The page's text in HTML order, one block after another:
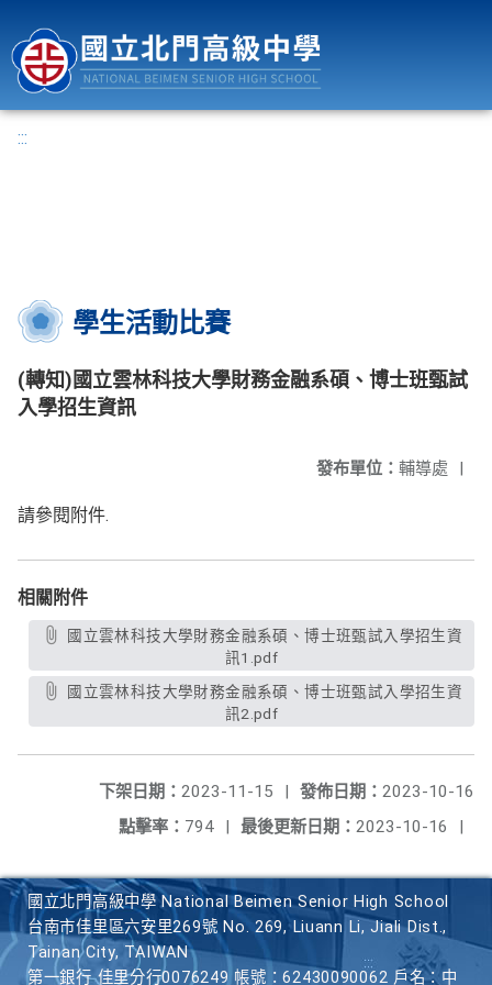
:::
學生活動比賽
(轉知)國立雲林科技大學財務金融系碩、博士班甄試
入學招生資訊
發布單位： 輔導處 |
請參閱附件.
相關附件
訊1.pdf
訊2.pdf
發佈日期： 2023-10-16
下架日期： 2023-11-15
|
最後更新日期： 2023-10-16 |
點擊率： 794 |
國立北門高級中學 National Beimen Senior High School
台南市佳里區六安里269號 No. 269, Liuann Li, Jiali Dist.,
Tainan City, TAIWAN
第一銀行 佳里分行0076249 帳號：62430090062 戶名：中